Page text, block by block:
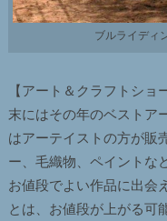
ブルライディ
【アート＆クラフトシ
末にはその年のベストア
はアーテイストの方が販
ー、毛織物、ペイントな
お値段でよい作品に出会
とは、お値段が上がる可